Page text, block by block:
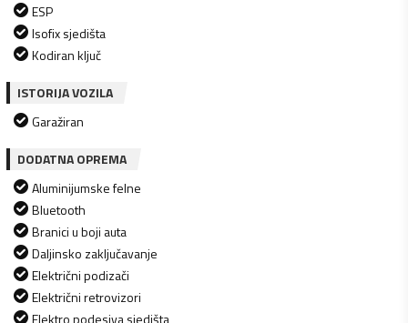
ESP
Isofix sjedišta
Kodiran ključ
ISTORIJA VOZILA
Garažiran
DODATNA OPREMA
Aluminijumske felne
Bluetooth
Branici u boji auta
Daljinsko zaključavanje
Električni podizači
Električni retrovizori
Elektro podesiva sjedišta